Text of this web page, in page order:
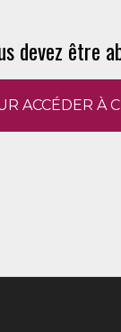
devez être
ACCÉDER À